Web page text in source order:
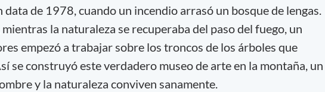
data de 1978, cuando un incendio arrasó un bosque de lengas.
la naturaleza se recuperaba del paso del fuego, un
empezó a trabajar sobre los troncos de los árboles que
se construyó este verdadero museo de arte en la montaña, un
y la naturaleza conviven sanamente.